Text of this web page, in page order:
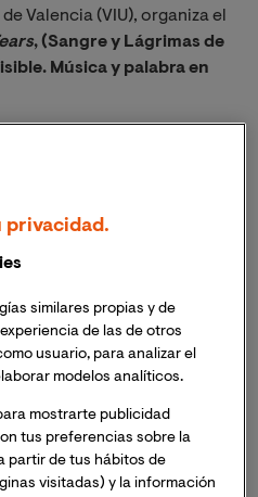
Valencia (VIU), organiza el
, (Sangre y Lágrimas de
Música y palabra en
en la
2, de Valencia
el aforo y se puede seguir
y recibirás un enlace
mismo día del evento.
VIU” que, con una
y palabra escrita
espacio de paz y
privacidad.
similares propias y de
de las de otros
usuario, para analizar el
modelos analíticos.
mostrarte publicidad
tus preferencias sobre la
partir de tus hábitos de
visitadas) y la información